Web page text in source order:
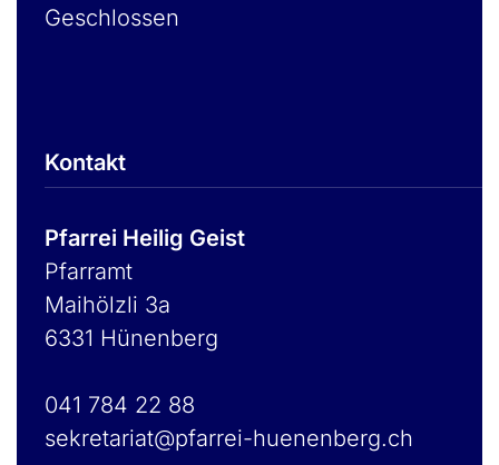
Geschlossen
Kontakt
Pfarrei Heilig Geist
Pfarramt
Maihölzli 3a
6331 Hünenberg
041 784 22 88
sekretariat@pfarrei-huenenberg.ch